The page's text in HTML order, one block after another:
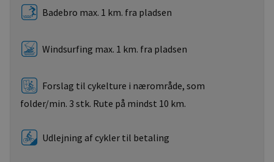
Badebro max. 1 km. fra pladsen
Windsurfing max. 1 km. fra pladsen
Forslag til cykelture i nærområde, som
folder/min. 3 stk. Rute på mindst 10 km.
Udlejning af cykler til betaling